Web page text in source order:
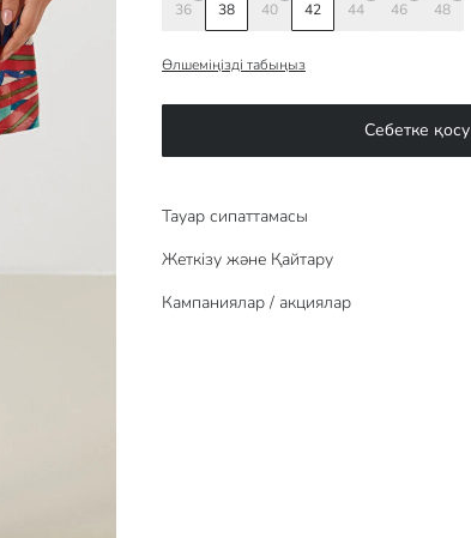
36 38 40 42 44 46 48
Өлшеміңізді табыңыз
Себетке қосу
Тауар сипаттамасы​​​​​
Жеткізу және Қайтару
Кампаниялар / акциялар